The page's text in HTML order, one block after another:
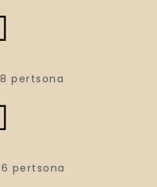
pertsona
pertsona